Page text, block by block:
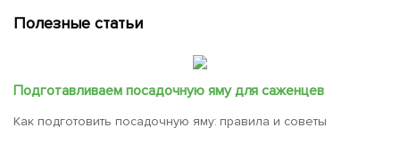
Полезные статьи
Подготавливаем посадочную яму для саженцев
Как подготовить посадочную яму: правила и советы